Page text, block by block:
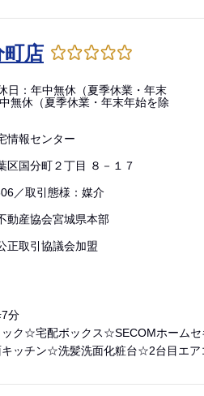
町店
日：年中無休（夏季休業・年末
無休（夏季休業・年末年始を除
情報センター
区国分町２丁目 ８－１７
／取引態様：媒介
動産協会宮城県本部
正取引協議会加盟
分
ク☆宅配ボックス☆SECOMホーム
ッチン☆洗髪洗面化粧台☆2台目エア